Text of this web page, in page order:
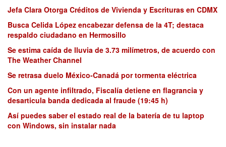
Jefa Clara Otorga Créditos de Vivienda y Escrituras en CDMX
Busca Celida López encabezar defensa de la 4T; destaca
respaldo ciudadano en Hermosillo
Se estima caída de lluvia de 3.73 milímetros, de acuerdo con
The Weather Channel
Se retrasa duelo México-Canadá por tormenta eléctrica
Con un agente infiltrado, Fiscalía detiene en flagrancia y
desarticula banda dedicada al fraude (19:45 h)
Así puedes saber el estado real de la batería de tu laptop
con Windows, sin instalar nada